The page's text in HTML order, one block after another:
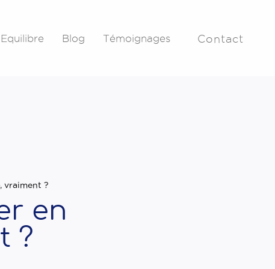
Blog Témoignages Contact
vraiment ?
en
?